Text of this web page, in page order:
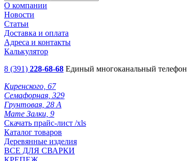
О компании
Новости
Статьи
Доставка и оплата
Адреса и контакты
Калькулятор
8 (391) 228-68-68 Единый многоканальный телефон
Киренского, 67
Семафорная, 329
Грунтовая, 28 А
Мате Залки, 9
Скачать прайс-лист /xls
Каталог товаров
Деревянные изделия
ВСЕ ДЛЯ СВАРКИ